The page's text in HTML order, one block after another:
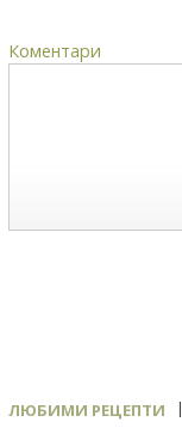
Коментари
ЛЮБИМИ РЕЦЕПТИ |